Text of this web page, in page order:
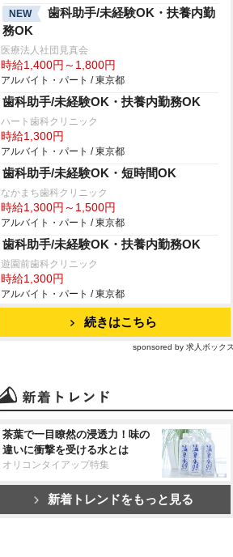
NEW
歯科助手/未経験OK・扶養内勤
務OK
医療法人社団見真会
時給1,400円～1,800円
アルバイト・パート / 東京都
歯科助手/未経験OK・扶養内勤務OK
ハート歯科クリニック
時給1,300円
アルバイト・パート / 東京都
歯科助手/未経験OK・短時間OK
なかまち歯科クリニック
時給1,300円～1,500円
アルバイト・パート / 東京都
歯科助手/未経験OK・扶養内勤務OK
遊園前歯科クリニック
時給1,300円
アルバイト・パート / 東京都
続きはこちら
sponsored by 求人ボックス
茶葉で一目瞭然の浸透力！味の
違いに衝撃を受ける水とは
オリコンタイアップ特集
新着トレンドをもっと見る